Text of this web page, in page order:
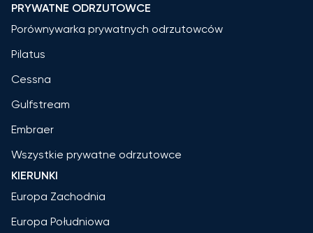
PRYWATNE ODRZUTOWCE
Porównywarka prywatnych odrzutowców
Pilatus
Cessna
Gulfstream
Embraer
Wszystkie prywatne odrzutowce
KIERUNKI
Europa Zachodnia
Europa Południowa